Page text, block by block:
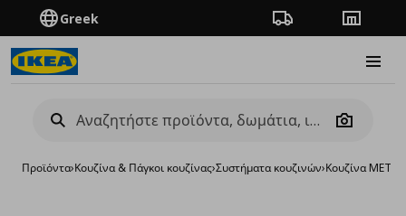
Greek Πορεία παραγγελίας
Camera
Προϊόντα›Κουζίνα & Πάγκοι κουζίνας›Συστήματα κουζινών›Κουζίνα